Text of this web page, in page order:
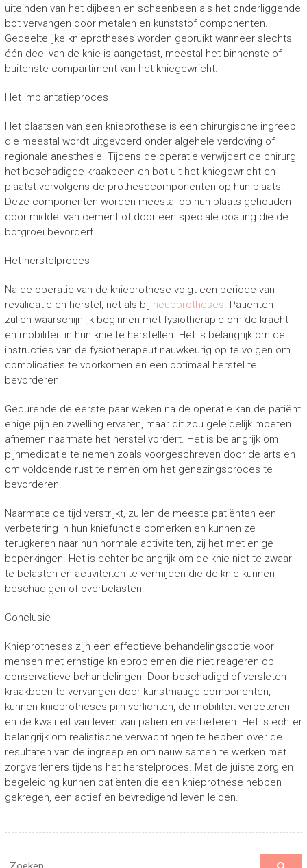
uiteinden van het dijbeen en scheenbeen als het onderliggende
bot vervangen door metalen en kunststof componenten.
Gedeeltelijke knieprotheses worden gebruikt wanneer slechts
één deel van de knie is aangetast, meestal het binnenste of
buitenste compartiment van het kniegewricht.
Het implantatieproces
Het plaatsen van een knieprothese is een chirurgische ingreep
die meestal wordt uitgevoerd onder algehele verdoving of
regionale anesthesie. Tijdens de operatie verwijdert de chirurg
het beschadigde kraakbeen en bot uit het kniegewricht en
plaatst vervolgens de prothesecomponenten op hun plaats.
Deze componenten worden meestal op hun plaats gehouden
door middel van cement of door een speciale coating die de
botgroei bevordert.
Het herstelproces
Na de operatie van de knieprothese volgt een periode van
revalidatie en herstel, net als bij heupprotheses. Patiënten
zullen waarschijnlijk beginnen met fysiotherapie om de kracht
en mobiliteit in hun knie te herstellen. Het is belangrijk om de
instructies van de fysiotherapeut nauwkeurig op te volgen om
complicaties te voorkomen en een optimaal herstel te
bevorderen.
Gedurende de eerste paar weken na de operatie kan de patiënt
enige pijn en zwelling ervaren, maar dit zou geleidelijk moeten
afnemen naarmate het herstel vordert. Het is belangrijk om
pijnmedicatie te nemen zoals voorgeschreven door de arts en
om voldoende rust te nemen om het genezingsproces te
bevorderen.
Naarmate de tijd verstrijkt, zullen de meeste patiënten een
verbetering in hun kniefunctie opmerken en kunnen ze
terugkeren naar hun normale activiteiten, zij het met enige
beperkingen. Het is echter belangrijk om de knie niet te zwaar
te belasten en activiteiten te vermijden die de knie kunnen
beschadigen of overbelasten.
Conclusie
Knieprotheses zijn een effectieve behandelingsoptie voor
mensen met ernstige knieproblemen die niet reageren op
conservatieve behandelingen. Door beschadigd of versleten
kraakbeen te vervangen door kunstmatige componenten,
kunnen knieprotheses pijn verlichten, de mobiliteit verbeteren
en de kwaliteit van leven van patiënten verbeteren. Het is echter
belangrijk om realistische verwachtingen te hebben over de
resultaten van de ingreep en om nauw samen te werken met
zorgverleners tijdens het herstelproces. Met de juiste zorg en
begeleiding kunnen patiënten die een knieprothese hebben
gekregen, een actief en bevredigend leven leiden.